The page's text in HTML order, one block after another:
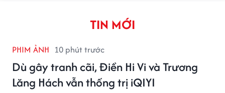
TIN MỚI
PHIM ẢNH 10 phút trước
Dù gây tranh cãi, Điền Hi Vi và Trương
Lăng Hách vẫn thống trị iQIYI